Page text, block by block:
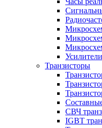
Транзисторы
СВЧ
IGBT